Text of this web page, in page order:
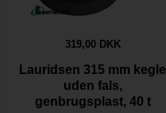
319,00 DKK
Lauridsen 315 mm kegle
uden fals,
genbrugsplast, 40 t